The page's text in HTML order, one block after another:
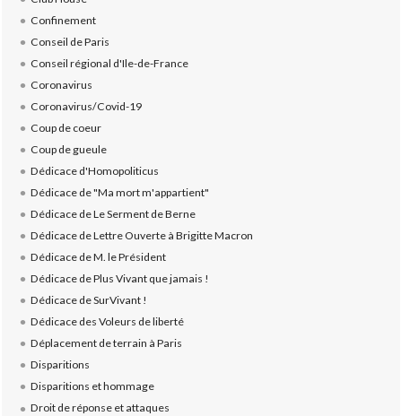
Confinement
Conseil de Paris
Conseil régional d'Ile-de-France
Coronavirus
Coronavirus/Covid-19
Coup de coeur
Coup de gueule
Dédicace d'Homopoliticus
Dédicace de "Ma mort m'appartient"
Dédicace de Le Serment de Berne
Dédicace de Lettre Ouverte à Brigitte Macron
Dédicace de M. le Président
Dédicace de Plus Vivant que jamais !
Dédicace de SurVivant !
Dédicace des Voleurs de liberté
Déplacement de terrain à Paris
Disparitions
Disparitions et hommage
Droit de réponse et attaques